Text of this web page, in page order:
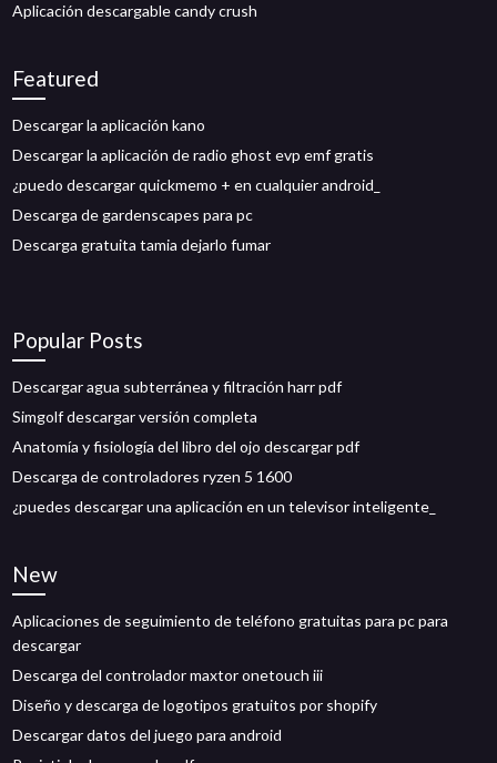
Aplicación descargable candy crush
Featured
Descargar la aplicación kano
Descargar la aplicación de radio ghost evp emf gratis
¿puedo descargar quickmemo + en cualquier android_
Descarga de gardenscapes para pc
Descarga gratuita tamia dejarlo fumar
Popular Posts
Descargar agua subterránea y filtración harr pdf
Simgolf descargar versión completa
Anatomía y fisiología del libro del ojo descargar pdf
Descarga de controladores ryzen 5 1600
¿puedes descargar una aplicación en un televisor inteligente_
New
Aplicaciones de seguimiento de teléfono gratuitas para pc para
descargar
Descarga del controlador maxtor onetouch iii
Diseño y descarga de logotipos gratuitos por shopify
Descargar datos del juego para android